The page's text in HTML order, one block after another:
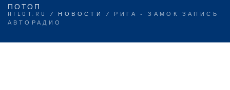
ПОТОП
HILOT.RU / НОВОСТИ / РИГА - ЗАМОК ЗАПИСЬ
АВТОРАДИО